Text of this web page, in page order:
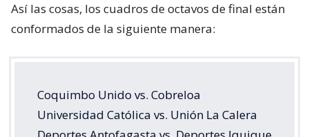
Así las cosas, los cuadros de octavos de final están
conformados de la siguiente manera:
Coquimbo Unido vs. Cobreloa
Universidad Católica vs. Unión La Calera